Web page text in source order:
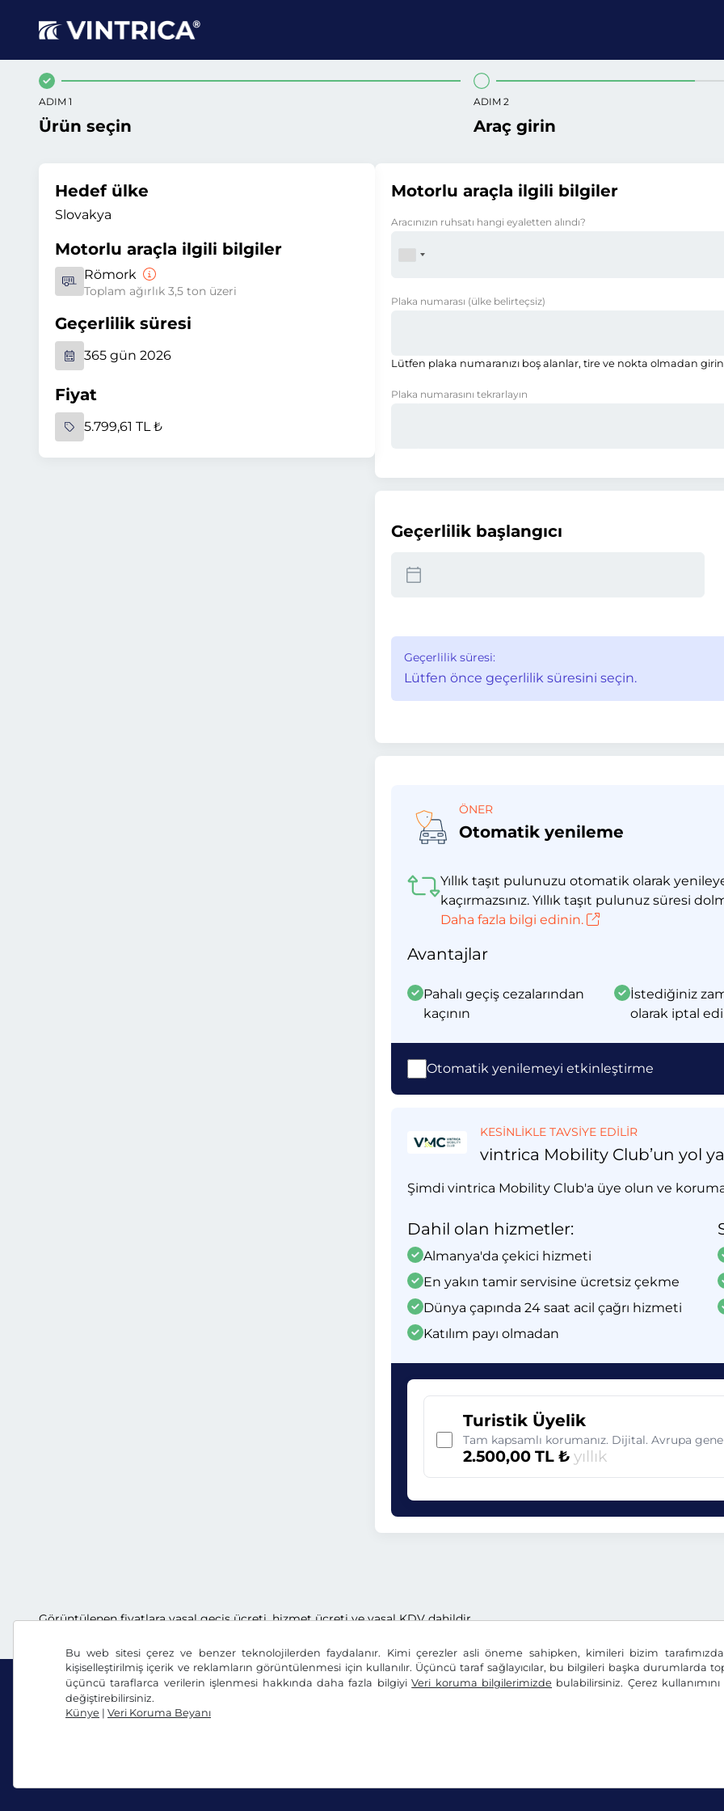
Bu web sitesi çerez ve benzer teknolojilerden faydalanır. Kimi çerezler asli öneme sahipken, kimileri bizim
kişiselleştirilmiş içerik ve reklamların görüntülenmesi için kullanılır. Üçüncü taraf sağlayıcılar, bu bilgileri başka durumlarda
üçüncü taraflarca verilerin işlenmesi hakkında daha fazla bilgiyiVeri koruma bilgilerimizde bulabilirsiniz. Çerez kullanımını
değiştirebilirsiniz.
Künye | Veri Koruma Beyanı
ADIM 1
Ürün seçin
ADIM 2
Araç girin
Hedef ülke
Slovakya
Motorlu araçla ilgili bilgiler
Römork
Toplam ağırlık 3,5 ton üzeri
Geçerlilik süresi
365 gün 2026
Fiyat
5.799,61 TL ₺
Motorlu araçla ilgili bilgiler
Aracınızın ruhsatı hangi eyaletten alındı?
Plaka numarası (ülke belirteçsiz)
Lütfen plaka numaranızı boş alanlar, tire ve nokta olmadan
Plaka numarasını tekrarlayın
Geçerlilik başlangıcı
Geçerlilik süresi:
Lütfen önce geçerlilik süresini seçin.
ÖNER
Otomatik yenileme
Yıllık taşıt pulunuzu otomatik olarak
kaçırmazsınız. Yıllık taşıt pulunuz süresi
Daha fazla bilgi edinin.
Avantajlar
Pahalı geçiş cezalarından
kaçının
İstediğiniz
olarak iptal
Otomatik yenilemeyi etkinleştirme
KESİNLİKLE TAVSİYE EDİLİR
vintrica Mobility Club’un yol
Şimdi vintrica Mobility Club'a üye olun ve
Dahil olan hizmetler:
Almanya'da çekici hizmeti
En yakın tamir servisine ücretsiz çekme
Dünya çapında 24 saat acil çağrı hizmeti
Katılım payı olmadan
Turistik Üyelik
Tam kapsamlı korumanız. Dijital. Avrupa
2.500,00 TL ₺ yıllık
Görüntülenen fiyatlara yasal geçiş ücreti, hizmet ücreti ve yasal KDV dahildir.